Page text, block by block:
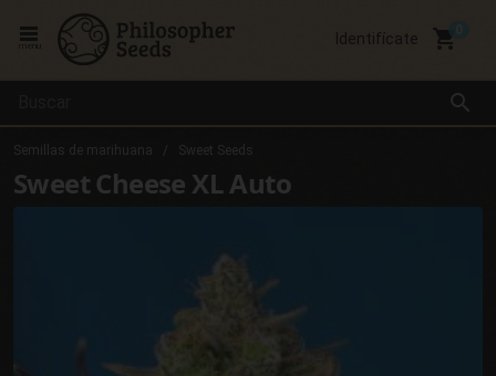
search
Identifícate local_grocery_store
Semillas de marihuana Sweet Seeds
Sweet Cheese XL Auto